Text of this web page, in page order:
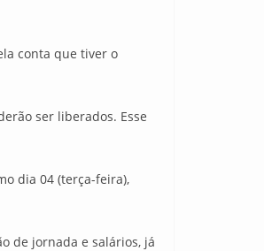
conta que tiver o
ser liberados. Esse
dia 04 (terça-feira),
de jornada e salários, já